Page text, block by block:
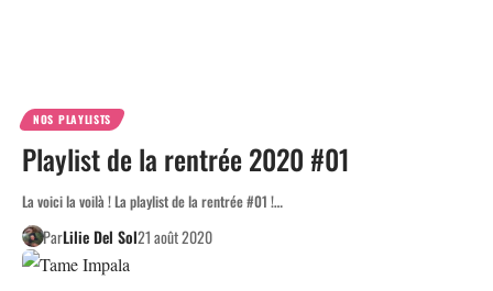
NOS PLAYLISTS
Playlist de la rentrée 2020 #01
La voici la voilà ! La playlist de la rentrée #01 !…
ParLilie Del Sol21 août 2020